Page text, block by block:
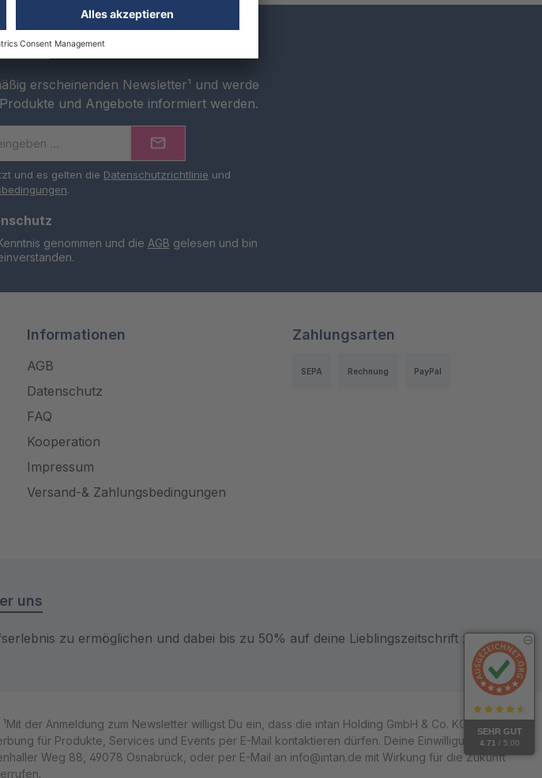
SEHR GUT
4.71 / 5.00
erscheinenden Newsletter¹ und werde
und Angebote informiert werden.
und es gelten die Datenschutzrichtlinie und
.
genommen und die AGB gelesen und bin
Informationen
AGB
Datenschutz
FAQ
Kooperation
Impressum
Versand-& Zahlungsbedingungen
Zahlungsarten
SEPA Rechnung PayPal
uns
zu ermöglichen und dabei bis zu 50% auf deine Lieblingszeitschrift zu sparen.
der Anmeldung zum Newsletter willigst Du ein, dass die intan Holding GmbH & Co. KG und ihre
für Produkte, Services und Events per E-Mail kontaktieren dürfen. Deine Einwilligung kannst
Weg 88, 49078 Osnabrück, oder per E-Mail an info@intan.de mit Wirkung für die Zukunft